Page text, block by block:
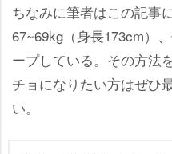
ちなみに筆者はこの記事
67~69kg（身長173cm）
ープしている。その方法
チョになりたい方はぜひ
い。